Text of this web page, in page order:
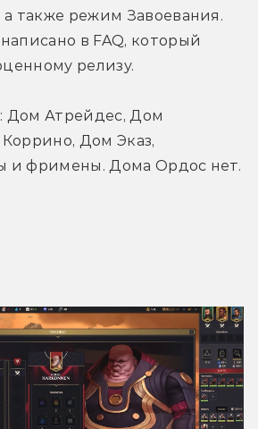
а также режим Завоевания.
в FAQ, который
релизу.
Дом Атрейдес, Дом
Дом Эказ,
и фримены. Дома Ордос нет.